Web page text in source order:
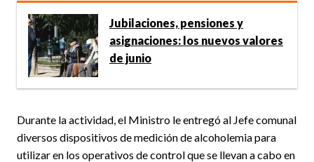
Jubilaciones, pensiones y
asignaciones: los nuevos valores
de junio
Durante la actividad, el Ministro le entregó al Jefe comunal
diversos dispositivos de medición de alcoholemia para
utilizar en los operativos de control que se llevan a cabo en